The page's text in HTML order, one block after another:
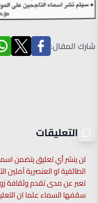
شارك المقال:
التعليقات
لن ينشر أي تعليق يتضمن
الطائفية او العنصرية آملين
تعبر عن مدى تقدم وثقافة
سقفها السماء علما ان